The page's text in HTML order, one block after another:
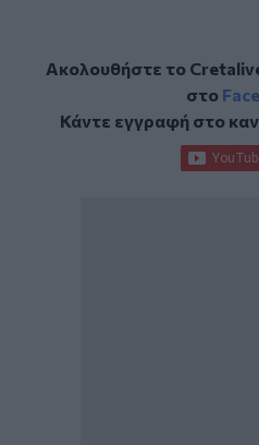
Ακολουθήστε το
στο
Κάντε εγγραφή στο